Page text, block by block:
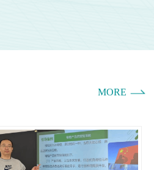
MORE